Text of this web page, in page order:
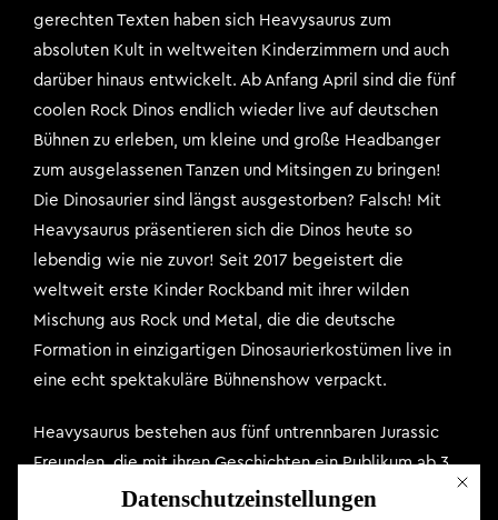
gerechten Texten haben sich Heavysaurus zum
absoluten Kult in weltweiten Kinderzimmern und auch
darüber hinaus entwickelt. Ab Anfang April sind die fünf
coolen Rock Dinos endlich wieder live auf deutschen
Bühnen zu erleben, um kleine und große Headbanger
zum ausgelassenen Tanzen und Mitsingen zu bringen!
Die Dinosaurier sind längst ausgestorben? Falsch! Mit
Heavysaurus präsentieren sich die Dinos heute so
lebendig wie nie zuvor! Seit 2017 begeistert die
weltweit erste Kinder Rockband mit ihrer wilden
Mischung aus Rock und Metal, die die deutsche
Formation in einzigartigen Dinosaurierkostümen live in
eine echt spektakuläre Bühnenshow verpackt.
Heavysaurus bestehen aus fünf untrennbaren Jurassic
Freunden, die mit ihren Geschichten ein Publikum ab 3
Jahren faszinieren: Der Sänger Mr. Heavysaurus, ein
Mit
Datenschutzeinstellungen